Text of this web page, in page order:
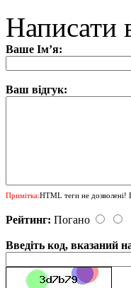
Написати
Ваше Ім’я:
Ваш відгук:
Примітка:HTML теги не дозволені!
Рейтинг: Погано
Введіть код, вказаний